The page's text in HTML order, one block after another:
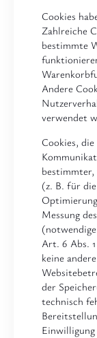
Cookies
Zahlreiche
bestimmte
Andere
verwendet
Cookies,
(z. B. für
Messung
Art. 6 Abs.
keine
der
technisch
Einwilligung